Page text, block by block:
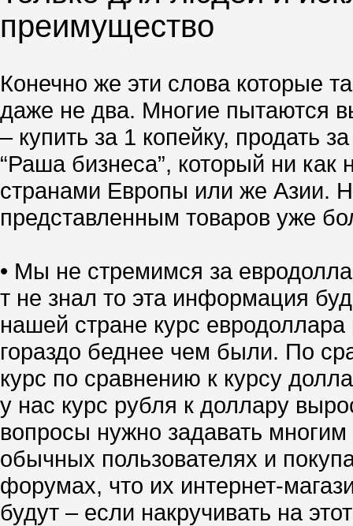
преимущество
Конечно же эти слова которые
даже не два. Многие пытаются
– купить за 1 копейку, продать
“Раша бизнеса”, который ни
странами Европы или же Азии.
представленным товаров уже
• Мы не стремимся за
т не знал то эта информация
нашей стране курс
гораздо беднее чем были. По
курс по сравнению к курсу
у нас курс рубля к доллару
вопросы нужно задавать
обычных пользователях и
форумах, что их интернет-
будут – если накручивать на